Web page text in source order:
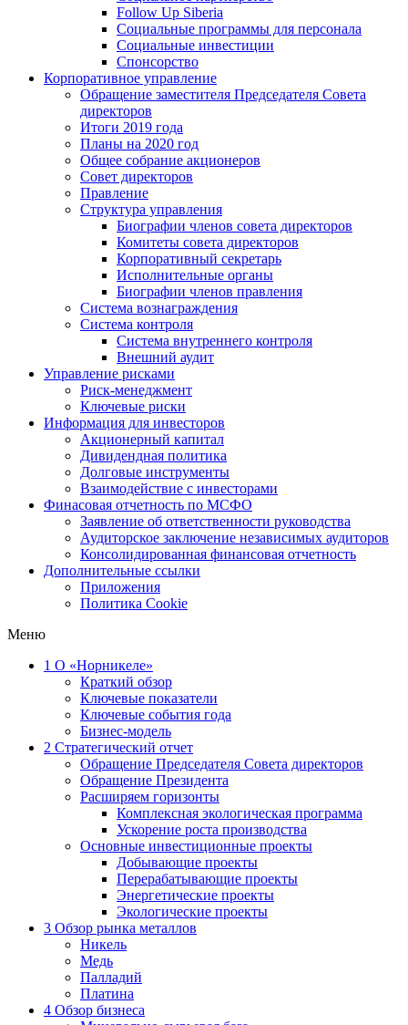
Follow Up Siberia
Социальные программы для персонала
Социальные инвестиции
Спонсорство
Корпоративное управление
Обращение заместителя Председателя Совета
директоров
Итоги 2019 года
Планы на 2020 год
Общее собрание акционеров
Совет директоров
Правление
Структура управления
Биографии членов совета директоров
Комитеты совета директоров
Корпоративный секретарь
Исполнительные органы
Биографии членов правления
Система вознаграждения
Система контроля
Система внутреннего контроля
Внешний аудит
Управление рисками
Риск-менеджмент
Ключевые риски
Информация для инвесторов
Акционерный капитал
Дивидендная политика
Долговые инструменты
Взаимодействие с инвеcторами
Финасовая отчетность по МСФО
Заявление об ответственности руководства
Аудиторское заключение независимых аудиторов
Консолидированная финансовая отчетность
Дополнительные ссылки
Приложения
Политика Cookie
Меню
1 О «Норникеле»
Краткий обзор
Ключевые показатели
Ключевые события года
Бизнес-модель
2 Стратегический отчет
Обращение Председателя Совета директоров
Обращение Президента
Расширяем горизонты
Комплексная экологическая программа
Ускорение роста производства
Основные инвестиционные проекты
Добывающие проекты
Перерабатывающие проекты
Энергетические проекты
Экологические проекты
3 Обзор рынка металлов
Никель
Медь
Палладий
Платина
4 Обзор бизнеса